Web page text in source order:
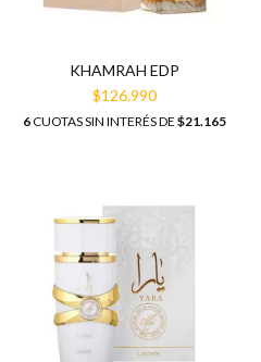
KHAMRAH EDP
$126.990
6 CUOTAS SIN INTERÉS DE $21.165